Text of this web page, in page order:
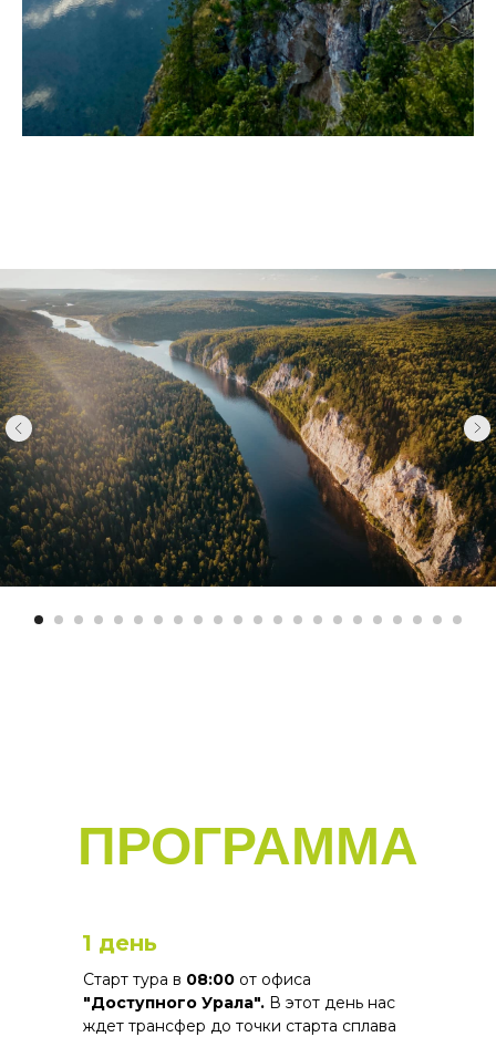
ПРОГРАММА
Старт тура в 08:00 от офиса
"Доступного Урала". В этот день нас
ждет трансфер до точки старта сплава
1 день